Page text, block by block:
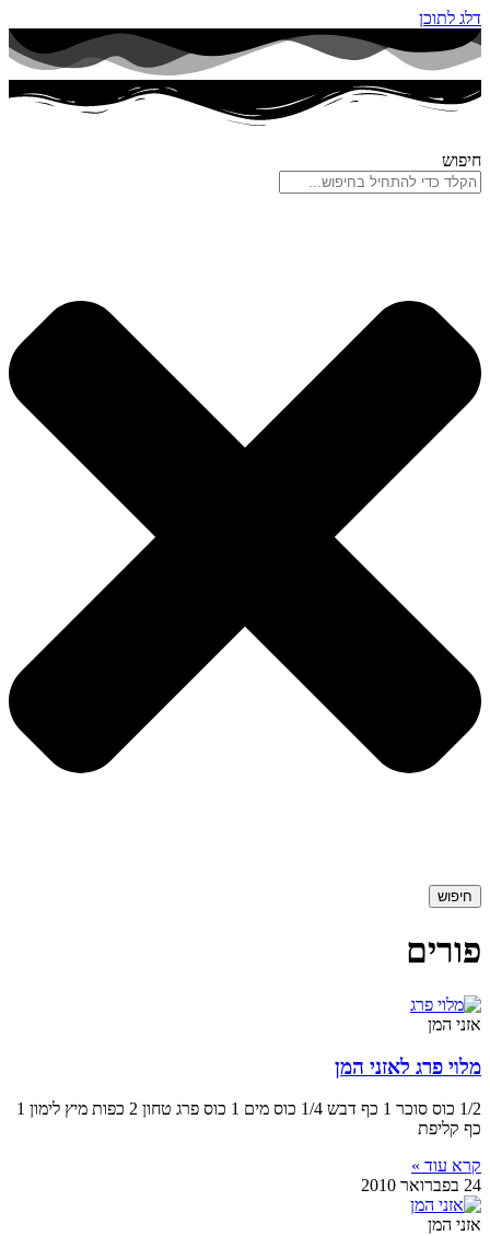
דלג לתוכן
חיפוש
חיפוש
פורים
אזני המן
מלוי פרג לאזני המן
1/2 כוס סוכר 1 כף דבש 1/4 כוס מים 1 כוס פרג טחון 2 כפות מיץ לימון 1
כף קליפת
קרא עוד »
24 בפברואר 2010
אזני המן